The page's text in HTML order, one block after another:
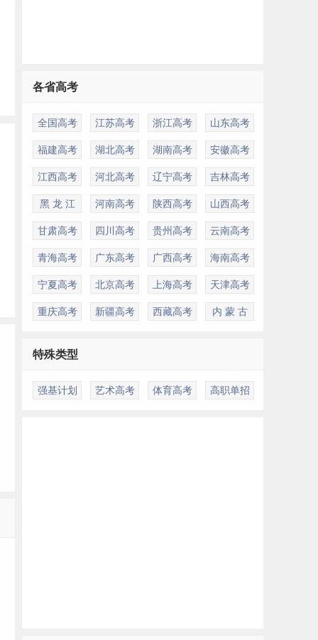
各省高考
全国高考 江苏高考 浙江高考 山东高考
福建高考 湖北高考 湖南高考 安徽高考
江西高考 河北高考 辽宁高考 吉林高考
黑 龙 江 河南高考 陕西高考 山西高考
甘肃高考 四川高考 贵州高考 云南高考
青海高考 广东高考 广西高考 海南高考
宁夏高考 北京高考 上海高考 天津高考
重庆高考 新疆高考 西藏高考 内 蒙 古
特殊类型
强基计划 艺术高考 体育高考 高职单招